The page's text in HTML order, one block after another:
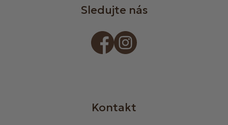
Sledujte nás
Kontakt